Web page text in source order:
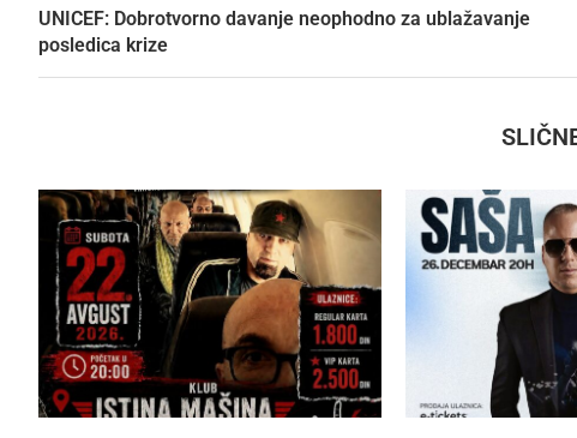
UNICEF: Dobrotvorno davanje neophodno za ublažavanje
posledica krize